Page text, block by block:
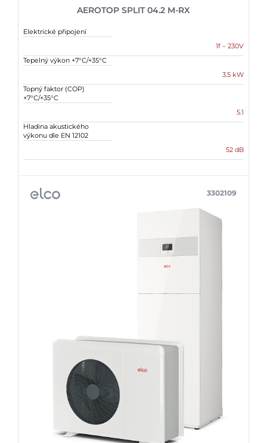
AEROTOP SPLIT 04.2 M-RX
Elektrické připojení
1f – 230V
Tepelný výkon +7°C/+35°C
3.5 kW
Topný faktor (COP)
+7°C/+35°C
5.1
Hladina akustického
výkonu dle EN 12102
52 dB
3302109